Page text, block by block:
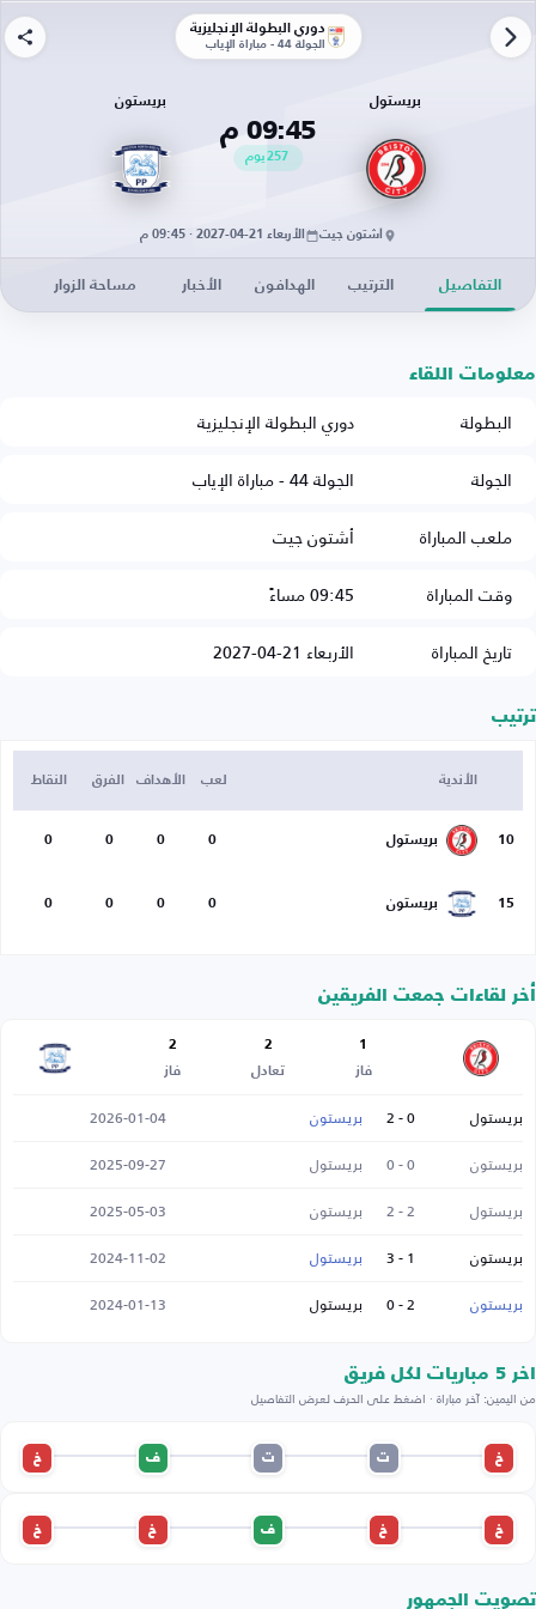
دوري البطولة الإنجليزية
الجولة 44 - مباراة الإياب
بريستول
09:45 م
257يوم
بريستون
أشتون جيت الأربعاء 21-04-2027 · 09:45 م
التفاصيل الترتيب الهدافون الأخبار مساحة الزوار
معلومات اللقاء
البطولة
دوري البطولة الإنجليزية
الجولة
الجولة 44 - مباراة الإياب
ملعب المباراة
أشتون جيت
وقت المباراة
09:45 مساءً
تاريخ المباراة
الأربعاء 21-04-2027
ترتيب
الأندية لعب الأهداف الفرق النقاط
10 بريستول 0
0
0
0
15 بريستون 0
0
0
0
أخر لقاءات جمعت الفريقين
1
فاز
2
تعادل
2
فاز
بريستول 0 - 2 بريستون
2026-01-04
بريستون
0 - 0 بريستول
2025-09-27
بريستول
2 - 2 بريستون
2025-05-03
بريستون
1 - 3 بريستول
2024-11-02
بريستون
2 - 0 بريستول 2024-01-13
اخر 5 مباريات لكل فريق
من اليمين: آخر مباراة · اضغط على الحرف لعرض التفاصيل
خ ت ت ف خ
خ خ ف خ خ
تصويت الجمهور